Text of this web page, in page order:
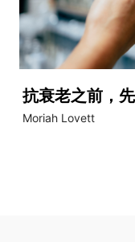
抗衰老之前，
Moriah Lovett